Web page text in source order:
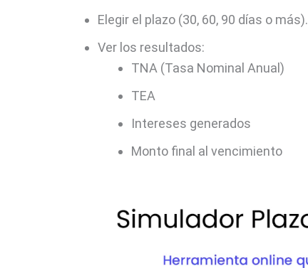
Elegir el plazo (30, 60, 90 días o más).
Ver los resultados:
TNA (Tasa Nominal Anual)
TEA
Intereses generados
Monto final al vencimiento